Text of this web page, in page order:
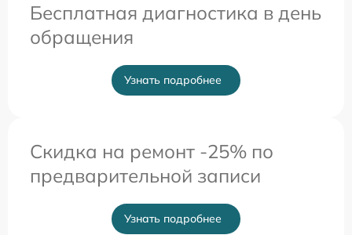
Бесплатная диагностика в день
обращения
Узнать подробнее
Скидка на ремонт -25% по
предварительной записи
Узнать подробнее